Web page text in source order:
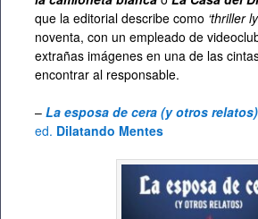
que la editorial describe como ‘thriller
noventa, con un empleado de
extrañas imágenes en una de las
encontrar al responsable.
– La esposa de cera (y otros relatos)
ed. Dilatando Mentes